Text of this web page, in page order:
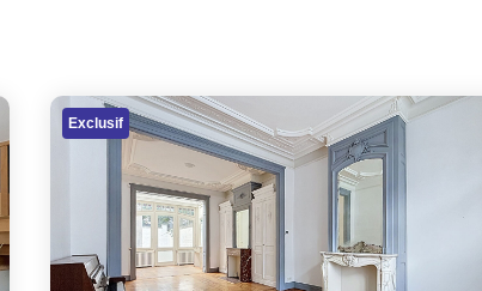
Exclusif